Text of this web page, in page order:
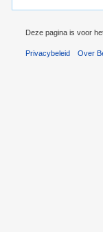
Deze pagina is voor
Privacybeleid Over